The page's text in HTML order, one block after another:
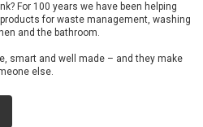
For 100 years we have been helping
for waste management, washing
and the bathroom.
smart and well made – and they make
else.